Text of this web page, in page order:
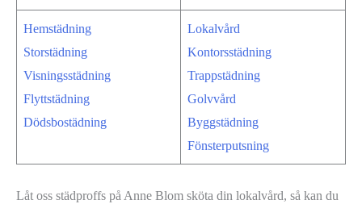
Hemstädning
Storstädning
Visningsstädning
Flyttstädning
Dödsbostädning
Lokalvård
Kontorsstädning
Trappstädning
Golvvård
Byggstädning
Fönsterputsning
Låt oss städproffs på Anne Blom sköta din lokalvård, så kan du